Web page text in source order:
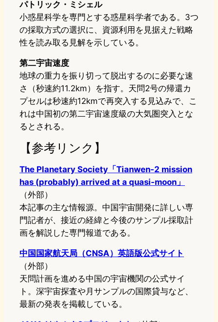
パトリック・ミシェル
小惑星科学を専門とする惑星科学者である。3つ
の採取方式の選択に、資源利用を見据えた戦略
性を読み取る見解を示している。
第二宇宙速度
地球の重力を振り切って脱出するのに必要な速
さ（秒速約11.2km）を指す。天問2号の帰還カ
プセルは秒速約12kmで再突入する見込みで、こ
れは中国初の第二宇宙速度級の大気圏突入とな
るとされる。
【参考リンク】
The Planetary Society「Tianwen-2 mission
has (probably) arrived at a quasi-moon」
（外部）
本記事の主な情報源。中国宇宙開発に詳しい専
門記者が、接近の経緯と今後のサンプル採取計
画を解説した専門報道である。
中国国家航天局（CNSA）英語版公式サイト
（外部）
天問計画を進める中国の宇宙機関の公式サイ
ト。深宇宙探査や月サンプルの国際貸与など、
最新の発表を掲載している。